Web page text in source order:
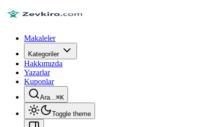
Makaleler
Kategoriler
Hakkımızda
Yazarlar
Kuponlar
Ara...⌘K
Toggle theme